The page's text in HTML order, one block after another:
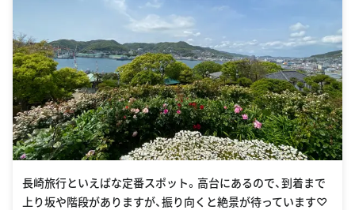
長崎旅行といえばな定番スポット。高台にあるので、到着まで
上り坂や階段がありますが、振り向くと絶景が待っています♡